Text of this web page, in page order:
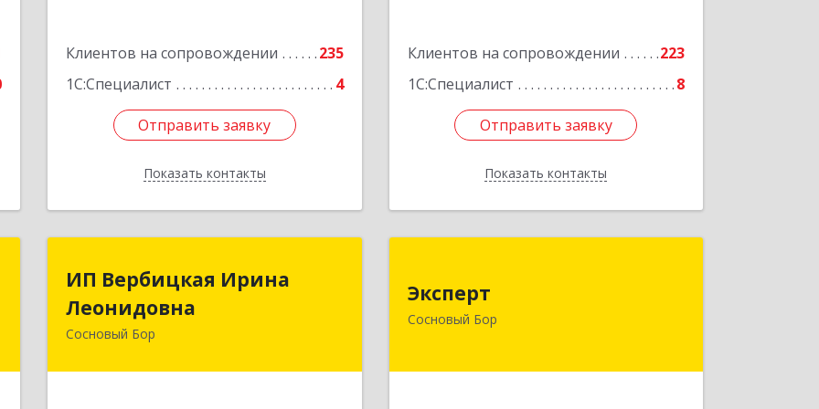
Клиентов на сопровождении
235
1С:Специалист
4
Отправить заявку
Показать контакты
Отправить заявку
Назад
Клиентов на сопровождении
223
1С:Специалист
8
Отправить заявку
Показать контакты
Отправить заявку
Назад
ИП Вербицкая Ирина
Леонидовна
Сосновый Бор
ИП Вербицкая Ирина
Леонидовна
189540, Сосновый Бор г, Героев пр-кт,
Эксперт
Сосновый Бор
188544, Ленинградская обл, Сосновый
Бор г, 50 лет Октября ул, дом № 1
Подробнее